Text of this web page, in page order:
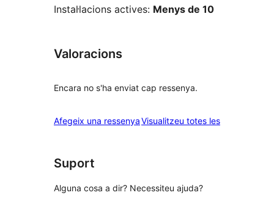
Instal·lacions actives: Menys de 10
Valoracions
Encara no s'ha enviat cap ressenya.
Afegeix una ressenyaVisualitzeu totes lesressenyes
Suport
Alguna cosa a dir? Necessiteu ajuda?